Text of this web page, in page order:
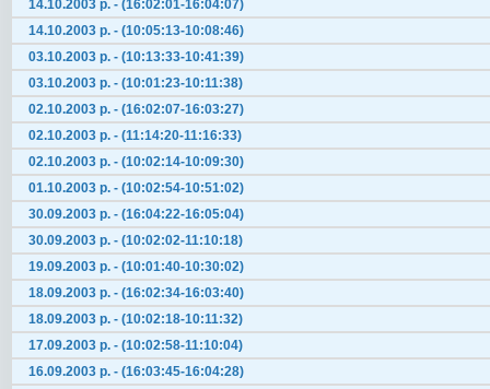
14.10.2003 р. - (16:02:01-16:04:07)
14.10.2003 р. - (10:05:13-10:08:46)
03.10.2003 р. - (10:13:33-10:41:39)
03.10.2003 р. - (10:01:23-10:11:38)
02.10.2003 р. - (16:02:07-16:03:27)
02.10.2003 р. - (11:14:20-11:16:33)
02.10.2003 р. - (10:02:14-10:09:30)
01.10.2003 р. - (10:02:54-10:51:02)
30.09.2003 р. - (16:04:22-16:05:04)
30.09.2003 р. - (10:02:02-11:10:18)
19.09.2003 р. - (10:01:40-10:30:02)
18.09.2003 р. - (16:02:34-16:03:40)
18.09.2003 р. - (10:02:18-10:11:32)
17.09.2003 р. - (10:02:58-11:10:04)
16.09.2003 р. - (16:03:45-16:04:28)